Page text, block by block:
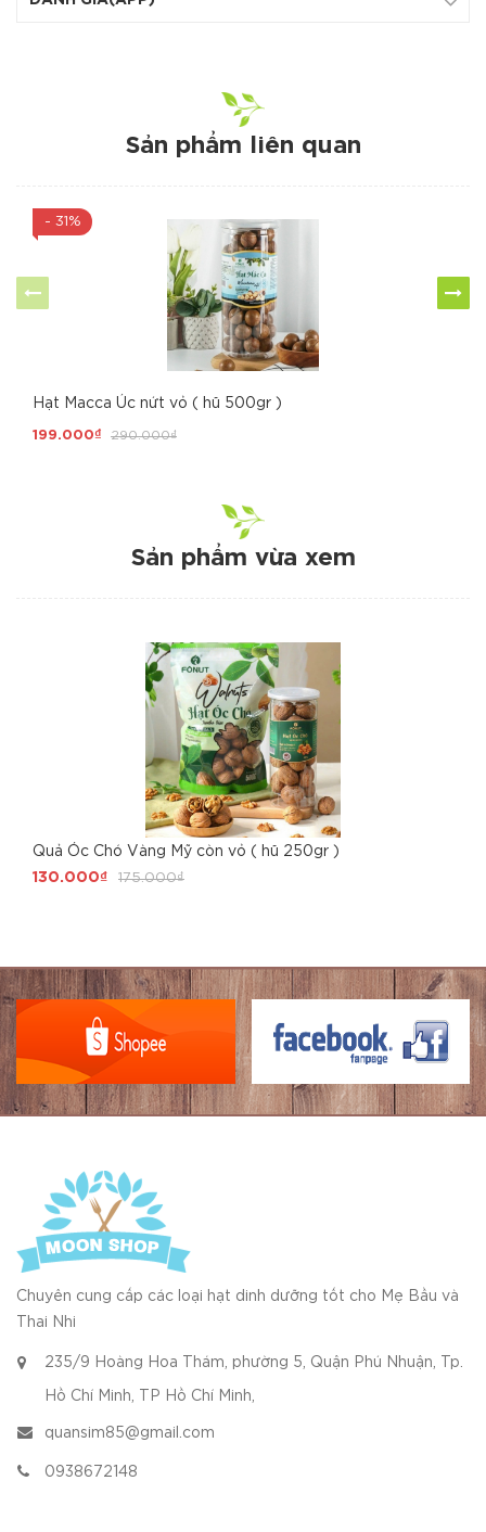
Sản phẩm liên quan
- 31%
Hạt Macca Úc nứt vỏ ( hũ 500gr )
199.000₫ 290.000₫
Sản phẩm vừa xem
Quả Óc Chó Vàng Mỹ còn vỏ ( hũ 250gr )
130.000₫
175.000₫
Chuyên cung cấp các loại hạt dinh dưỡng tốt cho Mẹ Bầu và
Thai Nhi
235/9 Hoàng Hoa Thám, phường 5, Quận Phú Nhuận, Tp.
Hồ Chí Minh, TP Hồ Chí Minh,
quansim85@gmail.com
0938672148